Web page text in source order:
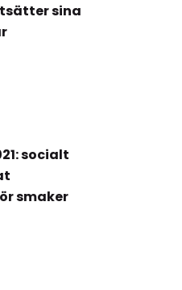
sina
socialt
smaker